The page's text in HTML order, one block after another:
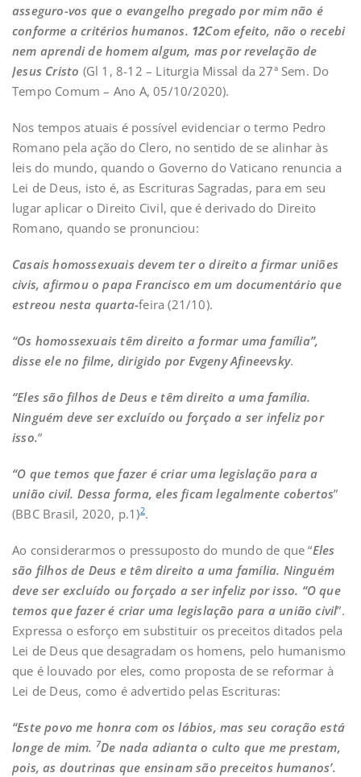
asseguro-vos que o evangelho pregado por mim não é
conforme a critérios humanos. 12Com efeito, não o recebi
nem aprendi de homem algum, mas por revelação de
Jesus Cristo (Gl 1, 8-12 – Liturgia Missal da 27ª Sem. Do
Tempo Comum – Ano A, 05/10/2020).
Nos tempos atuais é possível evidenciar o termo Pedro
Romano pela ação do Clero, no sentido de se alinhar às
leis do mundo, quando o Governo do Vaticano renuncia a
Lei de Deus, isto é, as Escrituras Sagradas, para em seu
lugar aplicar o Direito Civil, que é derivado do Direito
Romano, quando se pronunciou:
Casais homossexuais devem ter o direito a firmar uniões
civis, afirmou o papa Francisco em um documentário que
estreou nesta quarta-feira (21/10).
“Os homossexuais têm direito a formar uma família”,
disse ele no filme, dirigido por Evgeny Afineevsky.
“Eles são filhos de Deus e têm direito a uma família.
Ninguém deve ser excluído ou forçado a ser infeliz por
isso.“
“O que temos que fazer é criar uma legislação para a
união civil. Dessa forma, eles ficam legalmente cobertos”
(BBC Brasil, 2020, p.1)2.
Ao considerarmos o pressuposto do mundo de que “Eles
são filhos de Deus e têm direito a uma família. Ninguém
deve ser excluído ou forçado a ser infeliz por isso. “O que
temos que fazer é criar uma legislação para a união civil”.
Expressa o esforço em substituir os preceitos ditados pela
Lei de Deus que desagradam os homens, pelo humanismo
que é louvado por eles, como proposta de se reformar à
Lei de Deus, como é advertido pelas Escrituras:
“Este povo me honra com os lábios, mas seu coração está
longe de mim. 7De nada adianta o culto que me prestam,
pois, as doutrinas que ensinam são preceitos humanos’.